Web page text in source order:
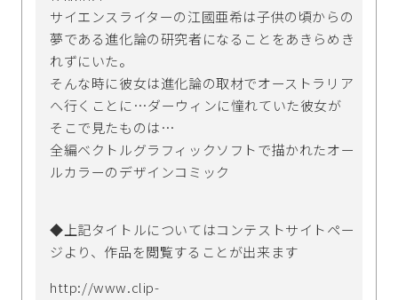
サイエンスライターの江國亜希は子供の頃からの
夢である進化論の研究者になることをあきらめき
れずにいた。
そんな時に彼女は進化論の取材でオーストラリア
へ行くことに…ダーウィンに憧れていた彼女が
そこで見たものは…
全編ベクトルグラフィックソフトで描かれたオー
ルカラーのデザインコミック
◆上記タイトルについてはコンテストサイトペー
ジより、作品を閲覧することが出来ます
http://www.clip-